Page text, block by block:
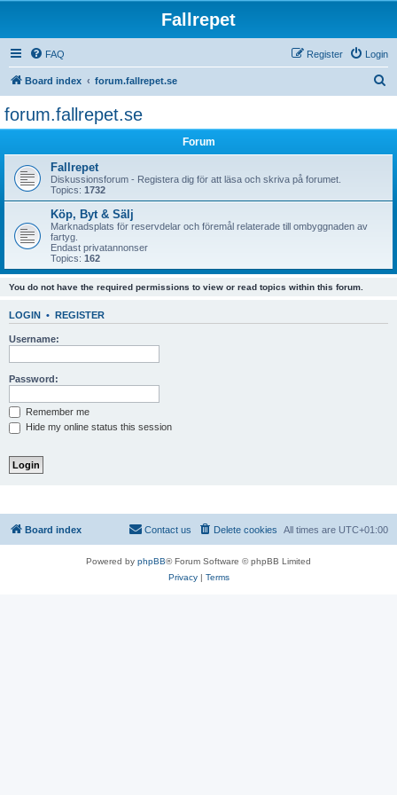
Fallrepet
FAQ Login
Register
Board index forum.fallrepet.se
forum.fallrepet.se
Forum
Fallrepet
Diskussionsforum - Registera dig för att läsa och skriva på forumet.
Topics: 1732
Köp, Byt & Sälj
Marknadsplats för reservdelar och föremål relaterade till ombyggnaden av
fartyg.
Endast privatannonser
Topics: 162
You do not have the required permissions to view or read topics within this forum.
LOGIN • REGISTER
Username:
Password:
Remember me
Hide my online status this session
Board index All times are UTC+01:00
Delete cookies
Contact us
Powered by phpBB® Forum Software © phpBB Limited
Privacy| Terms